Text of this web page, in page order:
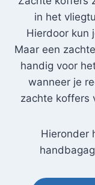
in het
Hierdoor kun
Maar een
handig voor
wanneer je
zachte koffers
Hieronder